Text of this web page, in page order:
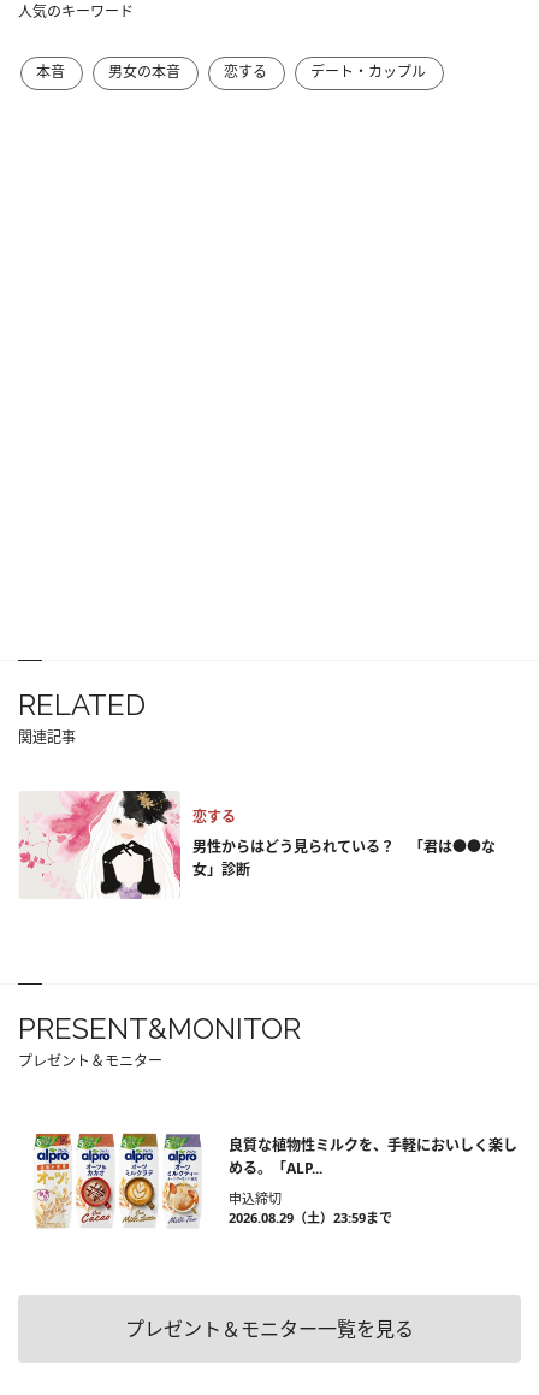
人気のキーワード
本音 男女の本音 恋する デート・カップル
RELATED
関連記事
恋する
男性からはどう見られている？ 「君は●●な
女」診断
PRESENT&MONITOR
プレゼント＆モニター
良質な植物性ミルクを、手軽においしく楽し
める。「ALP...
申込締切
2026.08.29（土）23:59まで
プレゼント＆モニター一覧を見る